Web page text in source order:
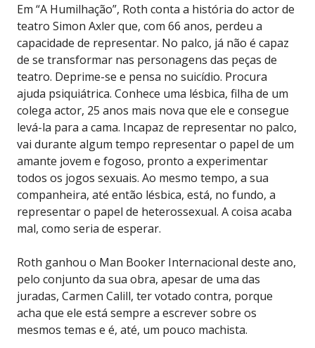
Em “A Humilhação”, Roth conta a história do actor de
teatro Simon Axler que, com 66 anos, perdeu a
capacidade de representar. No palco, já não é capaz
de se transformar nas personagens das peças de
teatro. Deprime-se e pensa no suicídio. Procura
ajuda psiquiátrica. Conhece uma lésbica, filha de um
colega actor, 25 anos mais nova que ele e consegue
levá-la para a cama. Incapaz de representar no palco,
vai durante algum tempo representar o papel de um
amante jovem e fogoso, pronto a experimentar
todos os jogos sexuais. Ao mesmo tempo, a sua
companheira, até então lésbica, está, no fundo, a
representar o papel de heterossexual. A coisa acaba
mal, como seria de esperar.
Roth ganhou o Man Booker Internacional deste ano,
pelo conjunto da sua obra, apesar de uma das
juradas, Carmen Calill, ter votado contra, porque
acha que ele está sempre a escrever sobre os
mesmos temas e é, até, um pouco machista.